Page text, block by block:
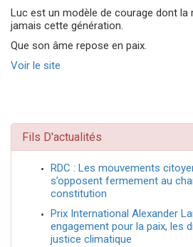
Luc est un modèle de courage dont la
jamais cette génération.
Que son âme repose en paix.
Voir le site
Fils D'actualités
RDC : Les mouvements
s’opposent fermement au
constitution
Prix International Alexander
engagement pour la paix, les
justice climatique